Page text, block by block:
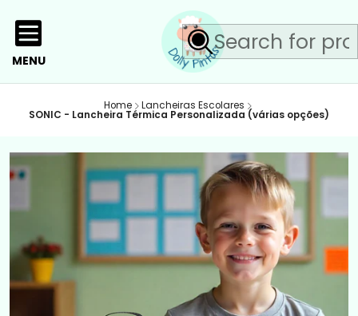
MENU
Home Lancheiras Escolares
SONIC - Lancheira Térmica Personalizada (várias opções)